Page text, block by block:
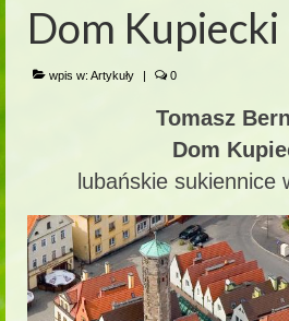
Dom Kupiecki
wpis w: Artykuły | 0
Tomasz
Dom
lubańskie sukiennice